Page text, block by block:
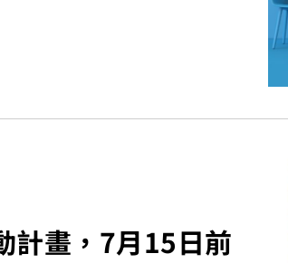
計畫，7月15日前